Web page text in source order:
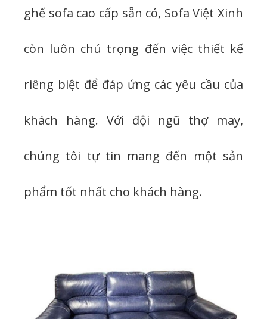
ghế sofa cao cấp sẵn có, Sofa Việt Xinh
còn luôn chú trọng đến việc thiết kế
riêng biệt để đáp ứng các yêu cầu của
khách hàng. Với đội ngũ thợ may,
chúng tôi tự tin mang đến một sản
phẩm tốt nhất cho khách hàng.